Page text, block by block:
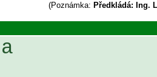
(Poznámka: Předkládá: Ing.